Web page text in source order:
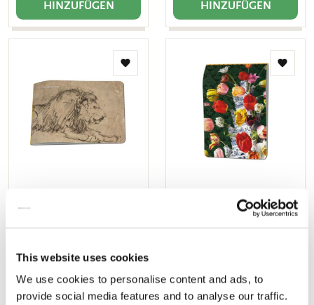
This website uses cookies
We use cookies to personalise content and ads, to
provide social media features and to analyse our traffic.
HINZUFÜGEN HINZUFÜGEN
Zur
hinzufügen
Löwe, Rembrandt van Rijn,
€ 4,99
HINZUFÜGEN
Zur
Blumenstillleben mit
HINZUFÜGEN